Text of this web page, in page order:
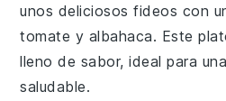
unos deliciososfideos con
tomate y albahaca. Este
lleno de sabor, ideal para
saludable.